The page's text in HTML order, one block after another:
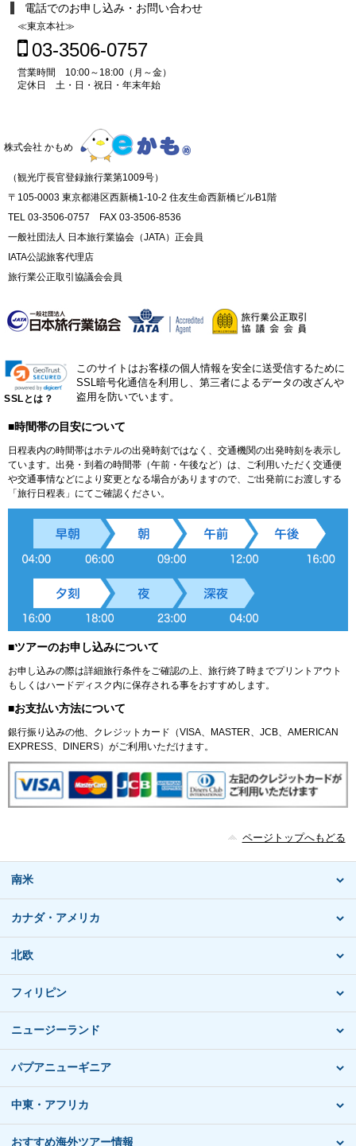
電話でのお申し込み・お問い合わせ
≪東京本社≫
03-3506-0757
営業時間 10:00～18:00（月～金）
定休日 土・日・祝日・年末年始
株式会社 かもめ
（観光庁長官登録旅行業第1009号）
〒105-0003 東京都港区西新橋1-10-2 住友生命西新橋ビルB1階
TEL 03-3506-0757 FAX 03-3506-8536
一般社団法人 日本旅行業協会（JATA）正会員
IATA公認旅客代理店
旅行業公正取引協議会会員
SSLとは？
このサイトはお客様の個人情報を安全に送受信するために
SSL暗号化通信を利用し、第三者によるデータの改ざんや
盗用を防いでいます。
■時間帯の目安について
日程表内の時間帯はホテルの出発時刻ではなく、交通機関の出発時刻を表示し
ています。出発・到着の時間帯（午前・午後など）は、ご利用いただく交通便
や交通事情などにより変更となる場合がありますので、ご出発前にお渡しする
「旅行日程表」にてご確認ください。
■ツアーのお申し込みについて
お申し込みの際は詳細旅行条件をご確認の上、旅行終了時までプリントアウト
もしくはハードディスク内に保存される事をおすすめします。
■お支払い方法について
銀行振り込みの他、クレジットカード（VISA、MASTER、JCB、AMERICAN
EXPRESS、DINERS）がご利用いただけます。
ページトップへもどる
南米
カナダ・アメリカ
北欧
フィリピン
ニュージーランド
パプアニューギニア
中東・アフリカ
おすすめ海外ツアー情報